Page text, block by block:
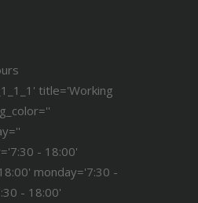
title='Working
- 18:00'
monday='7:30 -
- 18:00'